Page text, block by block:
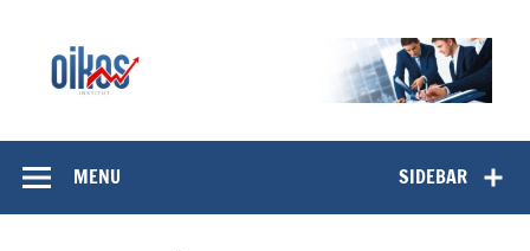
OIKOS Institut
SIDEBAR
MENU